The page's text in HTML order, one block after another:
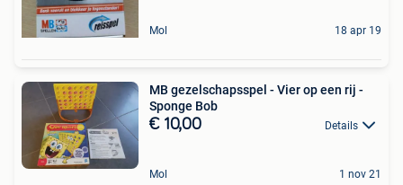
Mol 18 apr 19
MB gezelschapsspel - Vier op een rij -
Sponge Bob
€ 10,00 Details
Mol 1 nov 21